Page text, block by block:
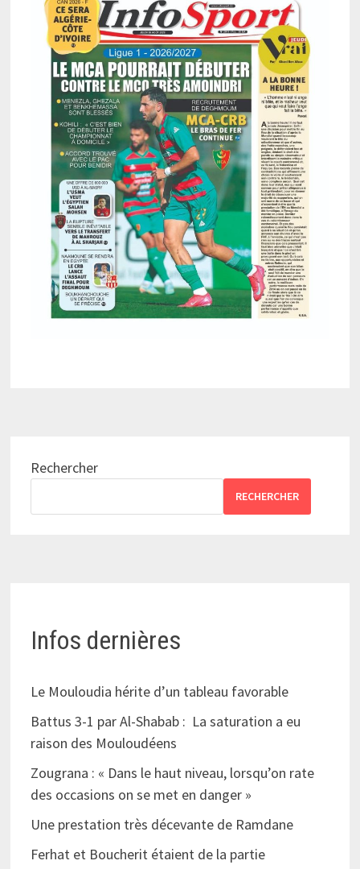
Rechercher
RECHERCHER
Infos dernières
Le Mouloudia hérite d’un tableau favorable
Battus 3-1 par Al-Shabab : La saturation a eu
raison des Mouloudéens
Zougrana : « Dans le haut niveau, lorsqu’on rate
des occasions on se met en danger »
Une prestation très décevante de Ramdane
Ferhat et Boucherit étaient de la partie